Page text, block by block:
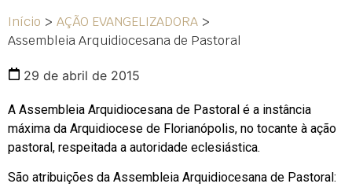
Início > AÇÃO EVANGELIZADORA >
Assembleia Arquidiocesana de Pastoral
29 de abril de 2015
A Assembleia Arquidiocesana de Pastoral é a instância
máxima da Arquidiocese de Florianópolis, no tocante à ação
pastoral, respeitada a autoridade eclesiástica.
São atribuições da Assembleia Arquidiocesana de Pastoral: